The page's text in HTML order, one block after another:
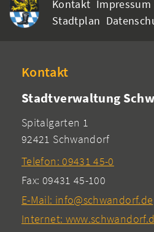
Kontakt Impressum
Stadtplan
Kontakt
Stadtverwaltung
Spitalgarten 1
92421 Schwandorf
Telefon: 09431 45-0
Fax: 09431 45-100
E-Mail: info@schwandorf.de
Internet: